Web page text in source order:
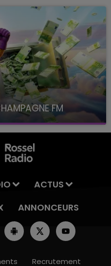
FM
FM, à 8H10
ACTUS
ANNONCEURS
Recrutement